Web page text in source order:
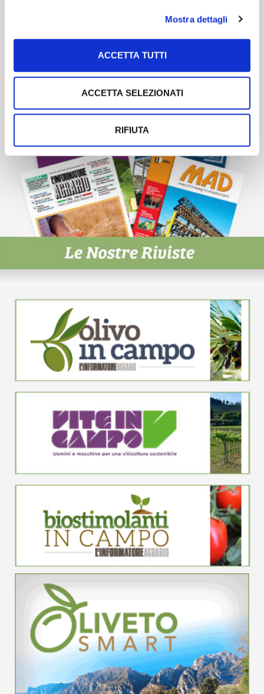
Mostra dettagli
ACCETTA TUTTI
ACCETTA SELEZIONATI
RIFIUTA
Newsletter
Scopri un servizio d'informazione di alta qualità. Tagliato sulle tue
ISCRIVITI